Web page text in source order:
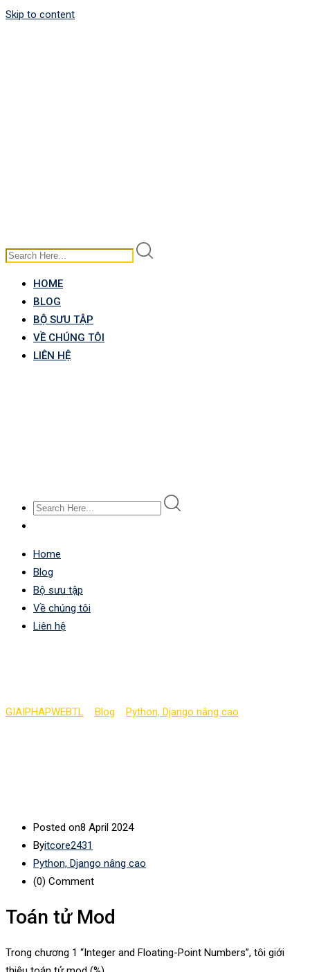
Skip to content
HOME
BLOG
BỘ SƯU TẬP
VỀ CHÚNG TÔI
LIÊN HỆ
Home
Blog
Bộ sưu tập
Về chúng tôi
Liên hệ
GIAIPHAPWEBTL Blog Python, Django nâng cao
Posted on8 April 2024
Byitcore2431
Python, Django nâng cao
(0) Comment
Toán tử Mod
Trong chương 1 “Integer and Floating-Point Numbers”, tôi giới